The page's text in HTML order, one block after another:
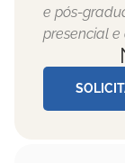
e pós-
presencial e